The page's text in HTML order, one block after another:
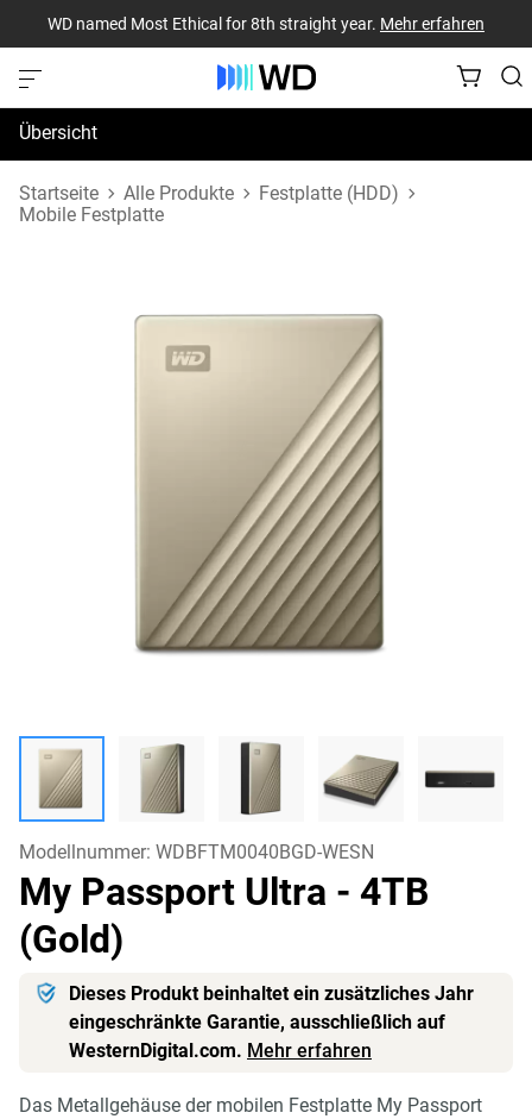
WD named Most Ethical for 8th straight year. Mehr erfahren
Übersicht
Technische Daten
Startseite Alle Produkte
Festplatte (HDD)
Mobile Festplatte
Modellnummer: WDBFTM0040BGD-WESN
My Passport Ultra - 4TB
(Gold)
Dieses Produkt beinhaltet ein zusätzliches Jahr
eingeschränkte Garantie, ausschließlich auf
WesternDigital.com. Mehr erfahren
Das Metallgehäuse der mobilen Festplatte My Passport